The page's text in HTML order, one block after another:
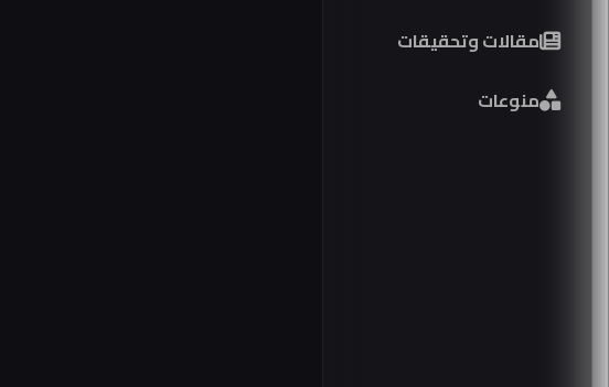
مقالات وتحقيقات
منوعات